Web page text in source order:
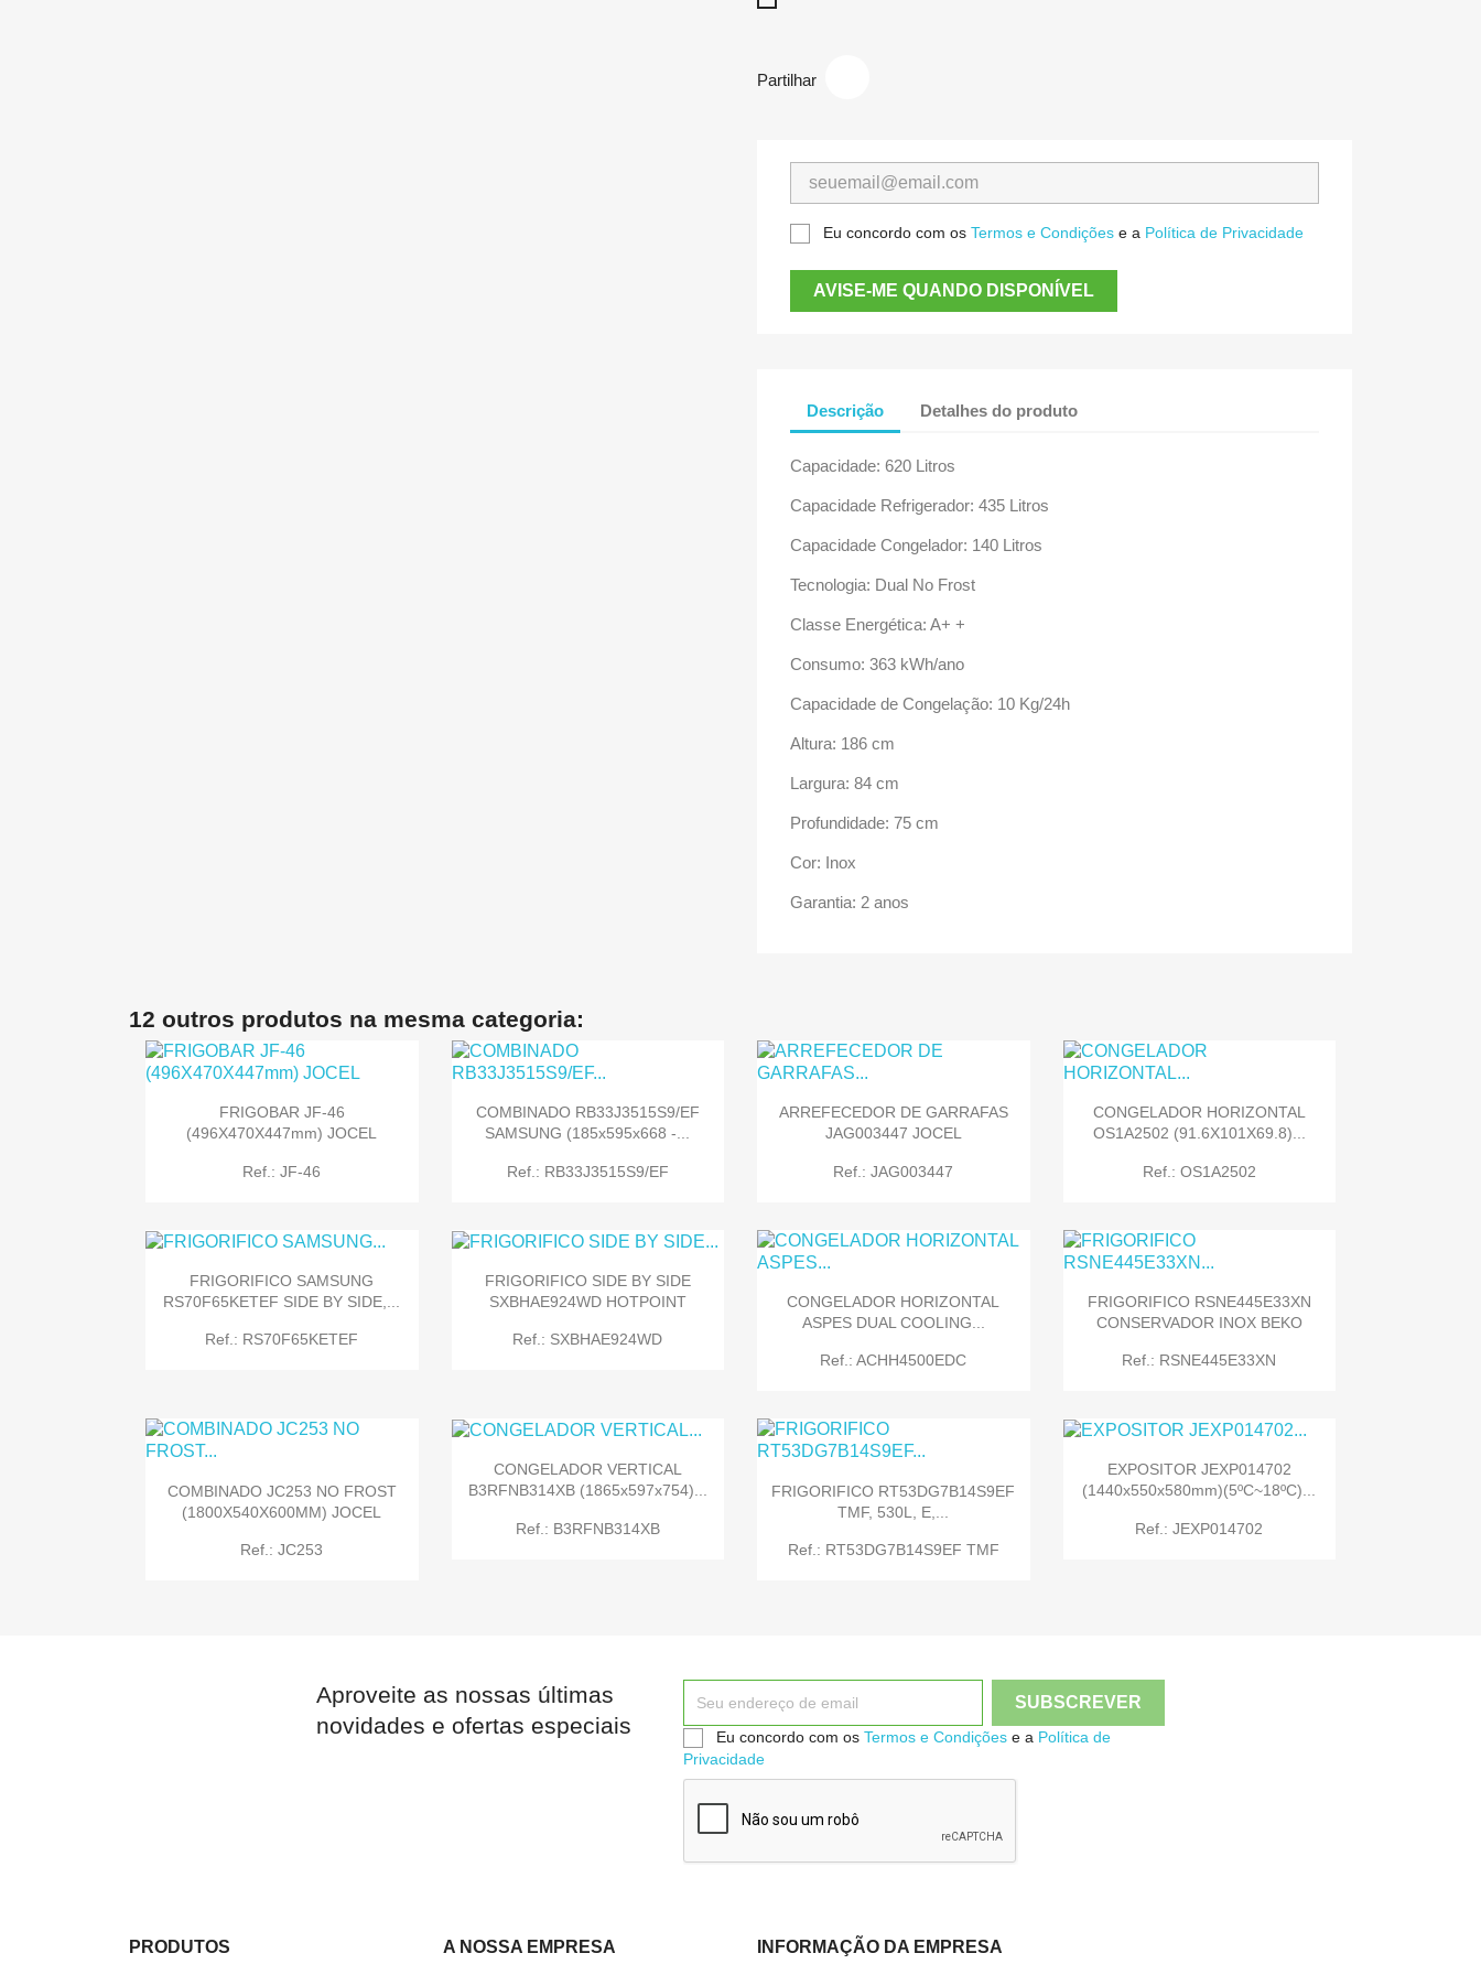
Partilhar
Eu concordo com os Termos e Condições e a Política de Privacidade
AVISE-ME QUANDO DISPONÍVEL
Descrição Detalhes do produto
Capacidade: 620 Litros
Capacidade Refrigerador: 435 Litros
Capacidade Congelador: 140 Litros
Tecnologia: Dual No Frost
Classe Energética: A+ +
Consumo: 363 kWh/ano
Capacidade de Congelação: 10 Kg/24h
Altura: 186 cm
Largura: 84 cm
Profundidade: 75 cm
Cor: Inox
Garantia: 2 anos
12 outros produtos na mesma categoria:
FRIGOBAR JF-46
(496X470X447mm) JOCEL
Ref.: JF-46
 Quick view
COMBINADO RB33J3515S9/EF
SAMSUNG (185x595x668 -...
Ref.: RB33J3515S9/EF
 Quick view
ARREFECEDOR DE GARRAFAS
JAG003447 JOCEL
Ref.: JAG003447
CONGELADOR HORIZONTAL
OS1A2502 (91.6X101X69.8)...
Ref.: OS1A2502
FRIGORIFICO SAMSUNG
RS70F65KETEF SIDE BY SIDE,...
Ref.: RS70F65KETEF
FRIGORIFICO SIDE BY SIDE
SXBHAE924WD HOTPOINT
Ref.: SXBHAE924WD
 Quick view
CONGELADOR HORIZONTAL
ASPES DUAL COOLING...
Ref.: ACHH4500EDC
FRIGORIFICO RSNE445E33XN
CONSERVADOR INOX BEKO
Ref.: RSNE445E33XN
 Quick view
COMBINADO JC253 NO FROST
(1800X540X600MM) JOCEL
Ref.: JC253
Quick view
CONGELADOR VERTICAL
B3RFNB314XB (1865x597x754)...
Ref.: B3RFNB314XB
 Quick view
FRIGORIFICO RT53DG7B14S9EF
TMF, 530L, E,...
Ref.: RT53DG7B14S9EF TMF

EXPOSITOR JEXP014702
(1440x550x580mm)(5ºC~18ºC)...
Ref.: JEXP014702

Aproveite as nossas últimas
novidades e ofertas especiais
Eu concordo com osTermos e Condições e a Política de
Privacidade
PRODUTOS A NOSSA EMPRESA INFORMAÇÃO DA EMPRESA